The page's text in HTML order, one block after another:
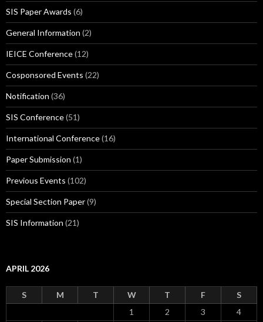
SIS Paper Awards (6)
General Information (2)
IEICE Conference(12)
Cosponsored Events (22)
Notification (36)
SIS Conference(51)
International Conference(16)
Paper Submission (1)
Previous Events (102)
Special Section Paper(9)
SIS Information (21)
APRIL 2026
S M T W T F
S
1
2 3
4